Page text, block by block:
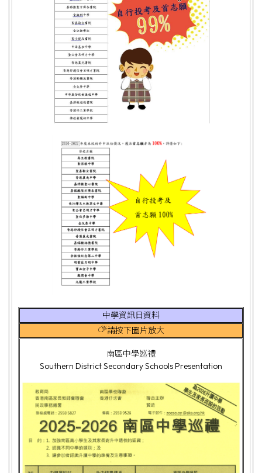
中學資訊日資料
請按下圖片放大
南區中學巡禮
Southern District Secondary Schools Presentation